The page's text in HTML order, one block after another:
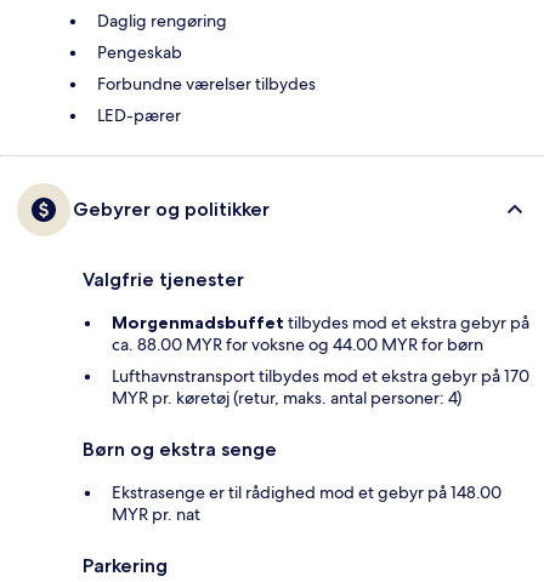
Daglig rengøring
Pengeskab
Forbundne værelser tilbydes
LED-pærer
Gebyrer og politikker
Valgfrie tjenester
Morgenmadsbuffet tilbydes mod et ekstra gebyr på
ca. 88.00 MYR for voksne og 44.00 MYR for børn
Lufthavnstransport tilbydes mod et ekstra gebyr på 170
MYR pr. køretøj (retur, maks. antal personer: 4)
Børn og ekstra senge
Ekstrasenge er til rådighed mod et gebyr på 148.00
MYR pr. nat
Parkering